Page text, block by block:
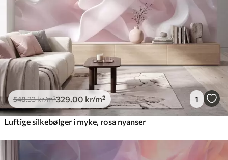
548.33kr/m²329 .00 kr/m² 1
Luftige silkebølger i myke, rosa nyanser